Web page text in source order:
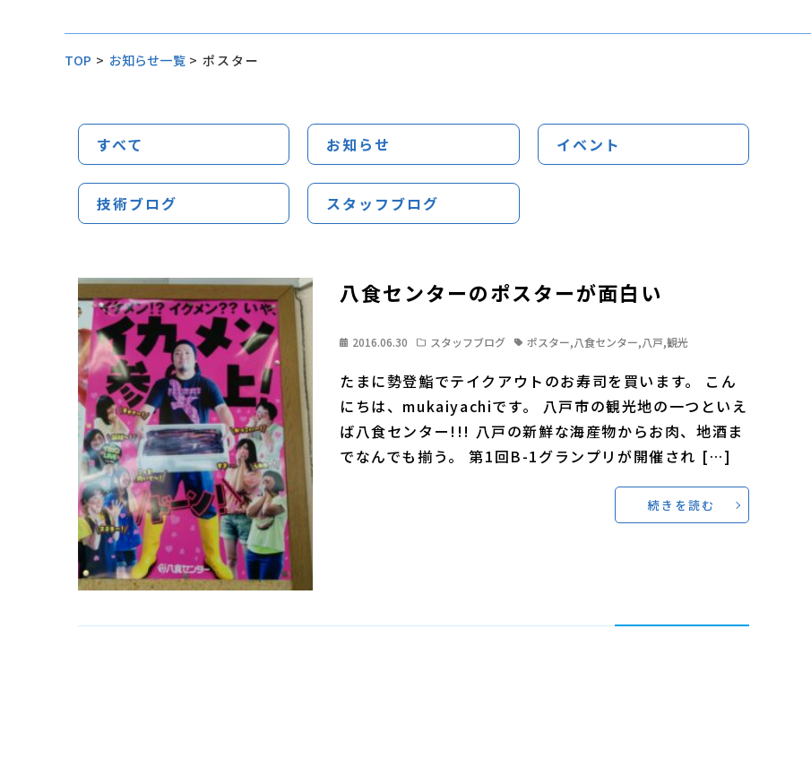
TOP > お知らせ一覧 > ポスター
すべて お知らせ イベント
技術ブログ スタッフブログ
八食センターのポスターが面白い
2016.06.30 スタッフブログ ポスター,八食センター,八戸,観光
たまに勢登鮨でテイクアウトのお寿司を買います。 こん
にちは、mukaiyachiです。 八戸市の観光地の一つといえ
ば八食センター!!! 八戸の新鮮な海産物からお肉、地酒ま
でなんでも揃う。 第1回B-1グランプリが開催され […]
続きを読む